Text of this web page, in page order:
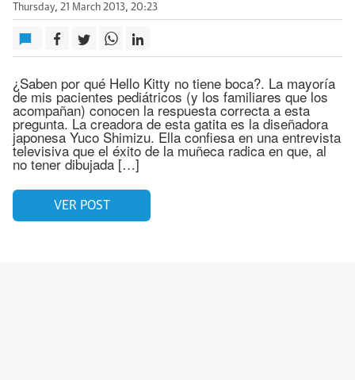
Thursday, 21 March 2013, 20:23
¿Saben por qué Hello Kitty no tiene boca?. La mayoría
de mis pacientes pediátricos (y los familiares que los
acompañan) conocen la respuesta correcta a esta
pregunta. La creadora de esta gatita es la diseñadora
japonesa Yuco Shimizu. Ella confiesa en una entrevista
televisiva que el éxito de la muñeca radica en que, al
no tener dibujada […]
VER POST